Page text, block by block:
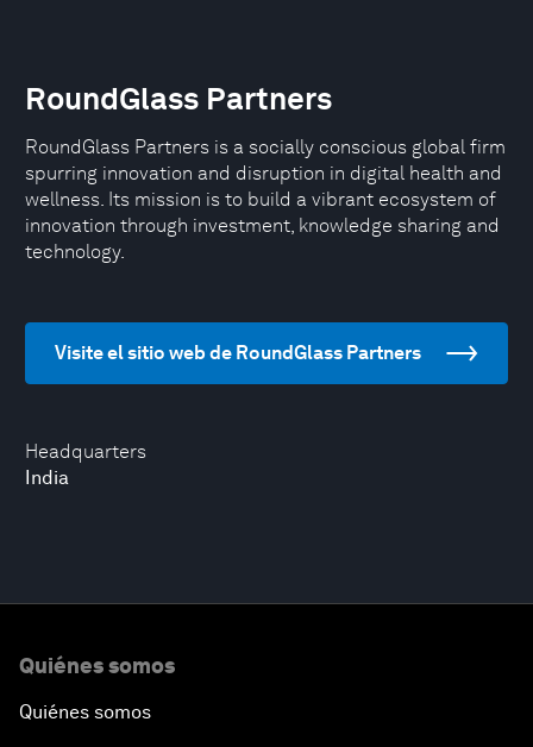
Headquarters
India
RoundGlass Partners
RoundGlass Partners is a socially conscious global firm
spurring innovation and disruption in digital health and
wellness. Its mission is to build a vibrant ecosystem of
innovation through investment, knowledge sharing and
technology.
Visite el sitio web de RoundGlass Partners
Quiénes somos
Quiénes somos